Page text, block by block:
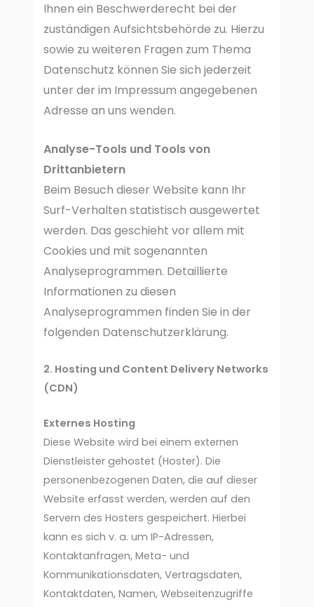
Ihnen ein Beschwerderecht bei der
zuständigen Aufsichtsbehörde zu. Hierzu
sowie zu weiteren Fragen zum Thema
Datenschutz können Sie sich jederzeit
unter der im Impressum angegebenen
Adresse an uns wenden.
Analyse-Tools und Tools von
Drittanbietern
Beim Besuch dieser Website kann Ihr
Surf-Verhalten statistisch ausgewertet
werden. Das geschieht vor allem mit
Cookies und mit sogenannten
Analyseprogrammen. Detaillierte
Informationen zu diesen
Analyseprogrammen finden Sie in der
folgenden Datenschutzerklärung.
2. Hosting und Content Delivery Networks
(CDN)
Externes Hosting
Diese Website wird bei einem externen
Dienstleister gehostet (Hoster). Die
personenbezogenen Daten, die auf dieser
Website erfasst werden, werden auf den
Servern des Hosters gespeichert. Hierbei
kann es sich v. a. um IP-Adressen,
Kontaktanfragen, Meta- und
Kommunikationsdaten, Vertragsdaten,
Kontaktdaten, Namen, Webseitenzugriffe